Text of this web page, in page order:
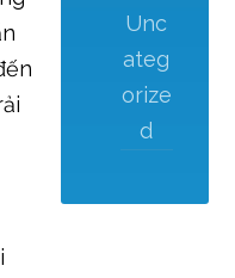
Unc
ateg
orize
d